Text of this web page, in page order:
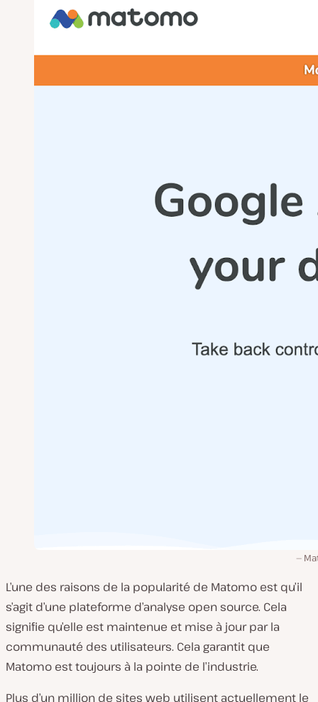
L’une des raisons de la popularité de Matomo est qu’il
s’agit d’une plateforme d’analyse open source. Cela
signifie qu’elle est maintenue et mise à jour par la
communauté des utilisateurs. Cela garantit que
Matomo est toujours à la pointe de l’industrie.
Plus d’un million de sites web utilisent actuellement le